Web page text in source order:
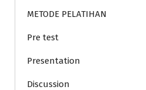
METODE PELATIHAN
Pre test
Presentation
Discussion